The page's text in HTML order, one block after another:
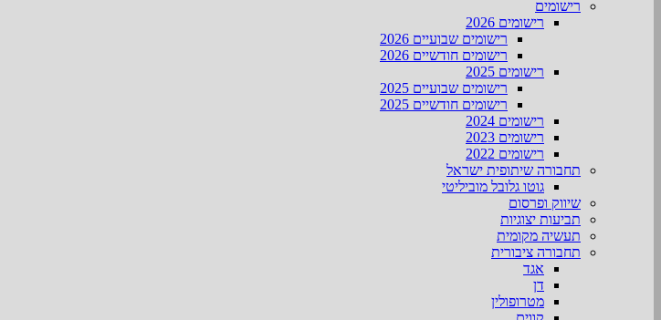
רישומים
רישומים 2026
רישומים שבועיים 2026
רישומים חודשיים 2026
רישומים 2025
רישומים שבועיים 2025
רישומים חודשיים 2025
רישומים 2024
רישומים 2023
רישומים 2022
תחבורה שיתופית ישראל
גוטו גלובל מוביליטי
שיווק ופרסום
תביעות יצוגיות
תעשיה מקומית
תחבורה ציבורית
אגד
דן
מטרופולין